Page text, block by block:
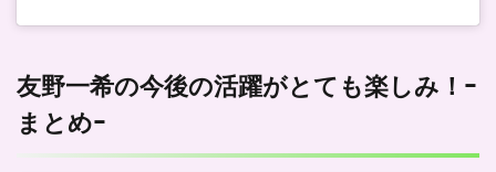
友野一希の今後の活躍がとても楽しみ！ｰ
まとめｰ